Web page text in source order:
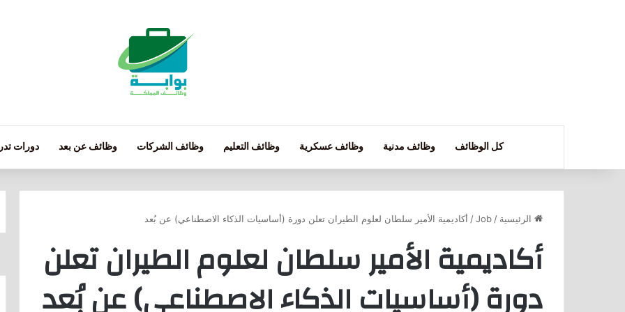
كل الوظائف وظائف مدنية وظائف عسكرية وظائف التعليم وظائف الشركات وظائف عن بعد دورات
الرئيسية /
Job
/ أكاديمية الأمير سلطان لعلوم الطيران تعلن دورة (أساسيات الذكاء الاصطناعي) عن بُعد
أكاديمية الأمير سلطان لعلوم الطيران تعلن
دورة (أساسيات الذكاء الاصطناعي) عن بُعد